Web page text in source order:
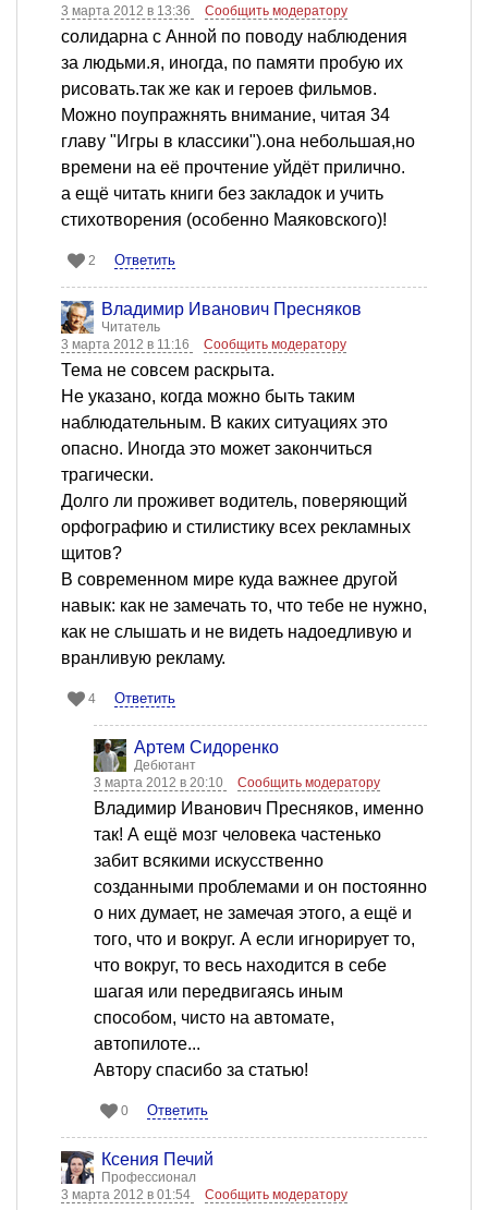
3 марта 2012 в 13:36
Сообщить модератору
солидарна с Анной по поводу наблюдения
за людьми.я, иногда, по памяти пробую их
рисовать.так же как и героев фильмов.
Можно поупражнять внимание, читая 34
главу "Игры в классики").она небольшая,но
времени на её прочтение уйдёт прилично.
а ещё читать книги без закладок и учить
стихотворения (особенно Маяковского)!
2 Ответить
Владимир Иванович Пресняков
Читатель
3 марта 2012 в 11:16
Сообщить модератору
Тема не совсем раскрыта.
Не указано, когда можно быть таким
наблюдательным. В каких ситуациях это
опасно. Иногда это может закончиться
трагически.
Долго ли проживет водитель, поверяющий
орфографию и стилистику всех рекламных
щитов?
В современном мире куда важнее другой
навык: как не замечать то, что тебе не нужно,
как не слышать и не видеть надоедливую и
вранливую рекламу.
4 Ответить
Артем Сидоренко
Дебютант
3 марта 2012 в 20:10
Сообщить модератору
Владимир Иванович Пресняков, именно
так! А ещё мозг человека частенько
забит всякими искусственно
созданными проблемами и он постоянно
о них думает, не замечая этого, а ещё и
того, что и вокруг. А если игнорирует то,
что вокруг, то весь находится в себе
шагая или передвигаясь иным
способом, чисто на автомате,
автопилоте...
Автору спасибо за статью!
0 Ответить
Ксения Печий
Профессионал
3 марта 2012 в 01:54
Сообщить модератору